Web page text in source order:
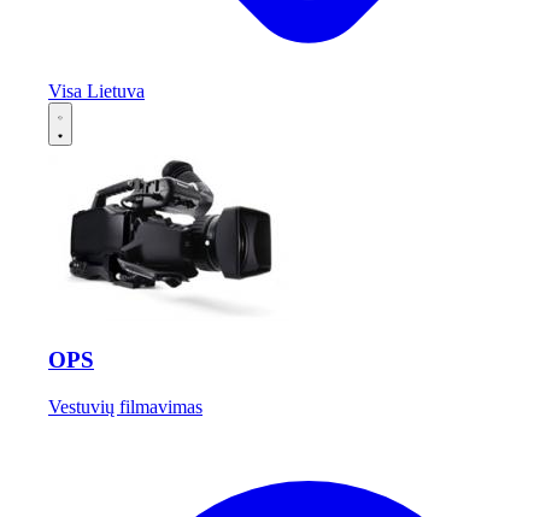
Visa Lietuva
OPS
Vestuvių filmavimas